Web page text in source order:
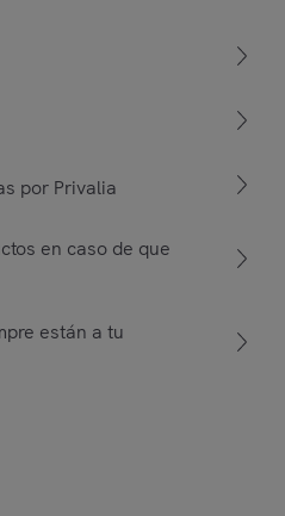
por Privalia
en caso de que
están a tu